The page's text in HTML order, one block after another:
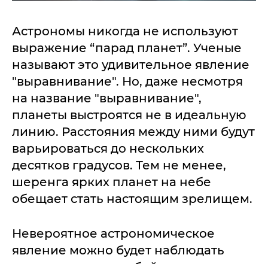
Астрономы никогда не используют
выражение “парад планет”. Ученые
называют это удивительное явление
"выравнивание". Но, даже несмотря
на название "выравнивание",
планеты выстроятся не в идеальную
линию. Расстояния между ними будут
варьироваться до нескольких
десятков градусов. Тем не менее,
шеренга ярких планет на небе
обещает стать настоящим зрелищем.
Невероятное астрономическое
явление можно будет наблюдать